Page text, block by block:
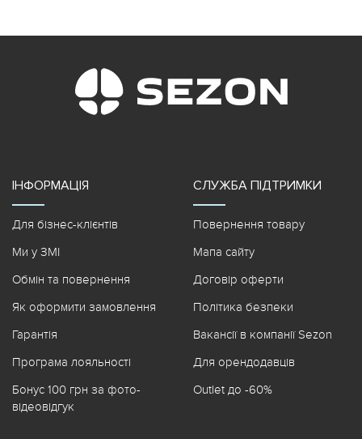
ІНФОРМАЦІЯ
Для бізнес-клієнтів
Ми у ЗМІ
Обмін та повернення
Як оформити замовлення
Гарантія
Програма лояльності
Бонус 100 грн за фото-
відеовідгук
СЛУЖБА ПІДТРИМКИ
Повернення товару
Мапа сайту
Договір оферти
Політика безпеки
Вакансії в компанії Sezon
Для орендодавців
Outlet до -60%